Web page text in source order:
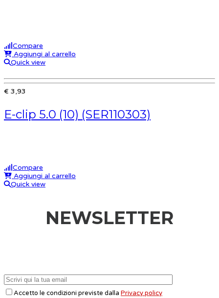
Compare
Aggiungi al carrello
Quick view
€ 3,93
E-clip 5.0 (10) (SER110303)
Compare
Aggiungi al carrello
Quick view
NEWSLETTER
Accetto le condizioni previste dalla Privacy policy